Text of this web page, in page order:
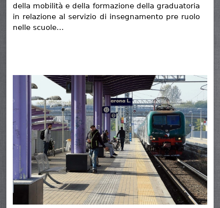
della mobilità e della formazione della graduatoria
in relazione al servizio di insegnamento pre ruolo
nelle scuole…